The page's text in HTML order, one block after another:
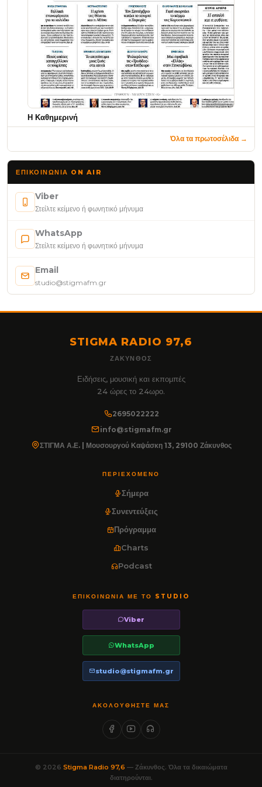
Η Καθημερινή
Όλα τα πρωτοσέλιδα →
ΕΠΙΚΟΙΝΩΝΊΑ ON AIR
Viber
Στείλτε κείμενο ή φωνητικό μήνυμα
WhatsApp
Στείλτε κείμενο ή φωνητικό μήνυμα
Email
studio@stigmafm.gr
STIGMA RADIO 97,6
ΖΆΚΥΝΘΟΣ
Ειδήσεις, μουσική και εκπομπές
24 ώρες το 24ωρο.
2695022222
info@stigmafm.gr
ΣΤΙΓΜΑ Α.Ε. | Μουσουργού Καψάσκη 13, 29100 Ζάκυνθος
ΠΕΡΙΕΧΌΜΕΝΟ
Σήμερα
Συνεντεύξεις
Πρόγραμμα
Charts
Podcast
ΕΠΙΚΟΙΝΩΝΊΑ ΜΕ ΤΟ STUDIO
Viber
WhatsApp
studio@stigmafm.gr
ΑΚΟΛΟΥΘΉΣΤΕ ΜΑΣ
© 2026 Stigma Radio 97,6 — Ζάκυνθος. Όλα τα δικαιώματα
διατηρούνται.